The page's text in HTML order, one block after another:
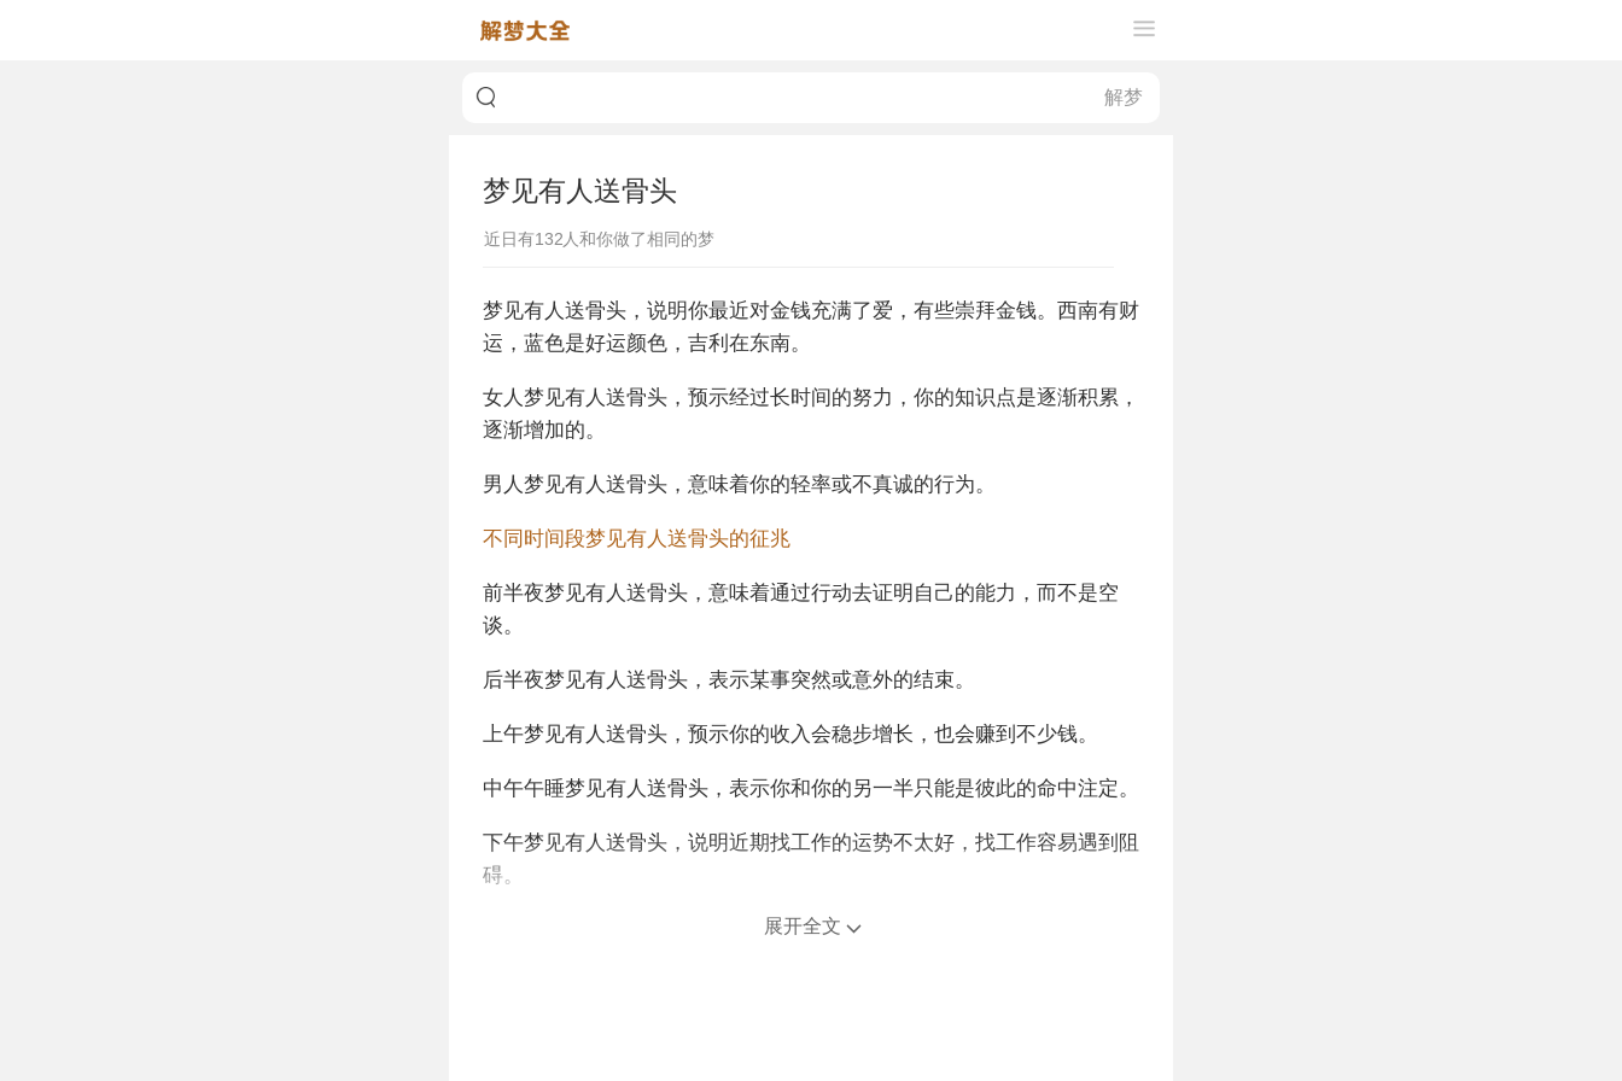
梦见有人送骨头
近日有132人和你做了相同的梦
梦见有人送骨头，说明你最近对金钱充满了爱，有些崇拜金钱。西南有财
运，蓝色是好运颜色，吉利在东南。
女人梦见有人送骨头，预示经过长时间的努力，你的知识点是逐渐积累，
逐渐增加的。
男人梦见有人送骨头，意味着你的轻率或不真诚的行为。
不同时间段梦见有人送骨头的征兆
前半夜梦见有人送骨头，意味着通过行动去证明自己的能力，而不是空
谈。
后半夜梦见有人送骨头，表示某事突然或意外的结束。
上午梦见有人送骨头，预示你的收入会稳步增长，也会赚到不少钱。
中午午睡梦见有人送骨头，表示你和你的另一半只能是彼此的命中注定。
下午梦见有人送骨头，说明近期找工作的运势不太好，找工作容易遇到阻
碍。
展开全文